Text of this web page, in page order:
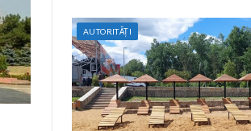
AUTORITĂȚI